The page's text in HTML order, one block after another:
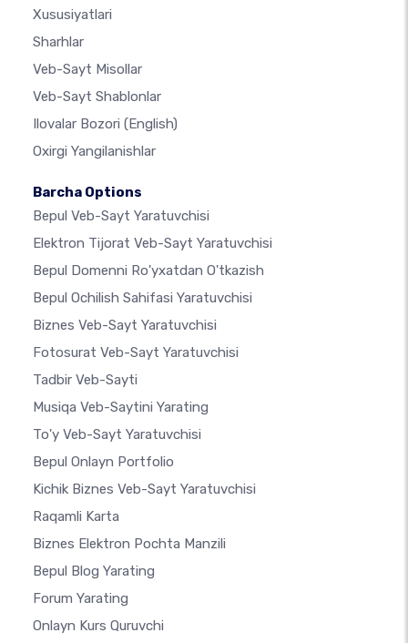
Xususiyatlari
Sharhlar
Veb-Sayt Misollar
Veb-Sayt Shablonlar
Ilovalar Bozori (English)
Oxirgi Yangilanishlar
Barcha Options
Bepul Veb-Sayt Yaratuvchisi
Elektron Tijorat Veb-Sayt Yaratuvchisi
Bepul Domenni Ro'yxatdan O'tkazish
Bepul Ochilish Sahifasi Yaratuvchisi
Biznes Veb-Sayt Yaratuvchisi
Fotosurat Veb-Sayt Yaratuvchisi
Tadbir Veb-Sayti
Musiqa Veb-Saytini Yarating
To'y Veb-Sayt Yaratuvchisi
Bepul Onlayn Portfolio
Kichik Biznes Veb-Sayt Yaratuvchisi
Raqamli Karta
Biznes Elektron Pochta Manzili
Bepul Blog Yarating
Forum Yarating
Onlayn Kurs Quruvchi